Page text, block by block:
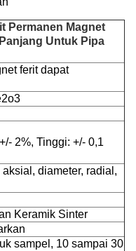
Permanen Magnet
Untuk Pipa
ferit dapat
2%, Tinggi: +/- 0,1
diameter, radial,
Keramik Sinter
sampel, 10 sampai 30